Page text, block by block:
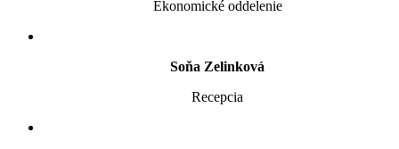
Ekonomické oddelenie
Soňa Zelinková
Recepcia